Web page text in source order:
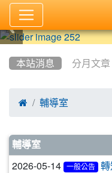
本站消息 分月文章
 輔導室
文章列表
輔導室
2026-05-14 一般公告
轉